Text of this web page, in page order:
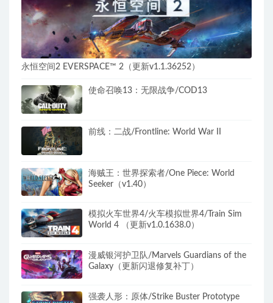
永恒空间2 EVERSPACE™ 2（更新v1.1.36252）
使命召唤13：无限战争/COD13
前线：二战/Frontline: World War II
海贼王：世界探索者/One Piece: World
Seeker（v1.40）
模拟火车世界4/火车模拟世界4/Train Sim
World 4 （更新v1.0.1638.0）
漫威银河护卫队/Marvels Guardians of the
Galaxy（更新闪退修复补丁）
强袭人形：原体/Strike Buster Prototype